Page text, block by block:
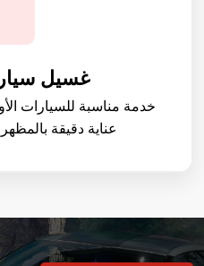
غسيل
خدمة مناسبة للسيارات
عناية دقيقة